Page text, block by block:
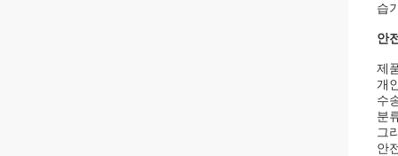
습
안
제
개
수
분
그
안